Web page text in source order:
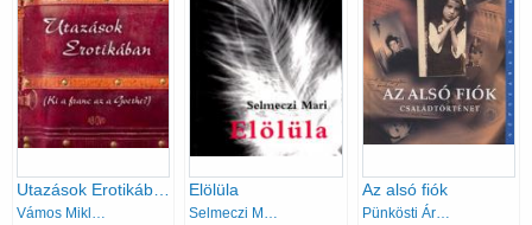
Vámos Miklós
Elölüla
Selmeczi Mari
Az alsó fiók
Pünkösti Árpád